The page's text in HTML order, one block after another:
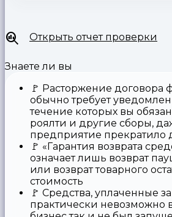
Открыть отчет проверки
Знаете ли вы
🚩 Расторжение договора
обычно требует
течение которых вы
роялти и другие сборы,
предприятие прекратило
🚩 «Гарантия возврата
означает лишь возврат
или возврат товарного
стоимость
🚩 Средства, уплаченные
практически невозможно